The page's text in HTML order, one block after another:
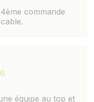
commande
équipe au top et